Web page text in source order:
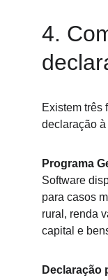
4.
Existem três
declaração
Programa
Software
para casos
rural, renda
capital e
Declaração